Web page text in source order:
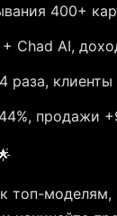
400+
Chad AI,
клиенты
продажи
топ-